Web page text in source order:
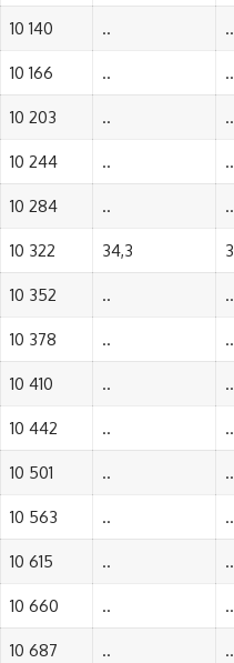
10 140 .. ..
10 166 .. ..
10 203 .. ..
10 244 .. ..
10 284 .. ..
10 322 34,3
10 352 .. ..
10 378 .. ..
10 410 .. ..
10 442 .. ..
10 501 .. ..
10 563 .. ..
10 615 .. ..
10 660 .. ..
10 687 .. ..